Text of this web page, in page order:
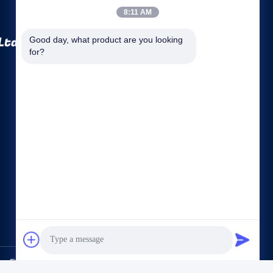
Co., Ltd.. All Rights Reserved.
8:11 AM
Good day, what product are you looking
for?